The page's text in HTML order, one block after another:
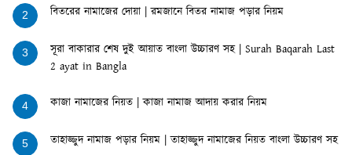
2 বিতরের নামাজের দোয়া | রমজানে বিতর নামাজ পড়ার নিয়ম
3
সূরা বাকারার শেষ দুই আয়াত বাংলা উচ্চারণ সহ | Surah Baqarah Last
2 ayat in Bangla
4 কাজা নামাজের নিয়ত | কাজা নামাজ আদায় করার নিয়ম
5 তাহাজ্জুদ নামাজ পড়ার নিয়ম | তাহাজ্জুদ নামাজের নিয়ত বাংলা উচ্চারণ সহ